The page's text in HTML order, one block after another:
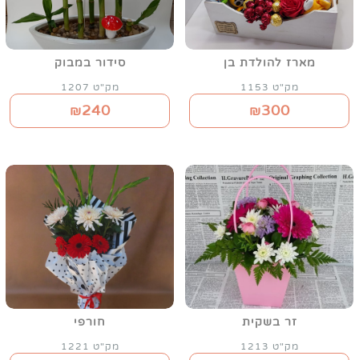
מארז להולדת בן
מק"ט 1153
₪300
סידור במבוק
מק"ט 1207
₪240
זר בשקית
מק"ט 1213
חורפי
מק"ט 1221